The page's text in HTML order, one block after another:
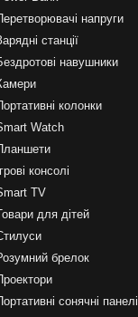
напруги
станції
навушники
колонки
Watch
Ігрові консолі
TV
для дітей
брелок
сонячні панелі